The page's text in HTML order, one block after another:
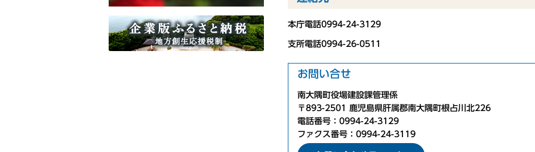
本庁電話0994-24-3129
支所電話0994-26-0511
お問い合せ
南大隅町役場建設課管理係
〒893-2501 鹿児島県肝属郡南大隅町根占川北226
電話番号：0994-24-3129
ファクス番号：0994-24-3119